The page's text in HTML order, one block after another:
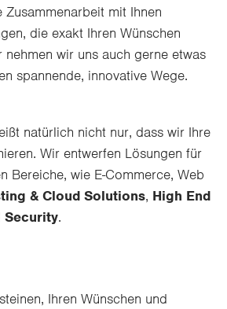
Zusammenarbeit mit Ihnen
die exakt Ihren Wünschen
nehmen wir uns auch gerne etwas
spannende, innovative Wege.
natürlich nicht nur, dass wir Ihre
Wir entwerfen Lösungen für
Bereiche, wie E-Commerce, Web
& Cloud Solutions, High End
Security.
Ihren Wünschen und